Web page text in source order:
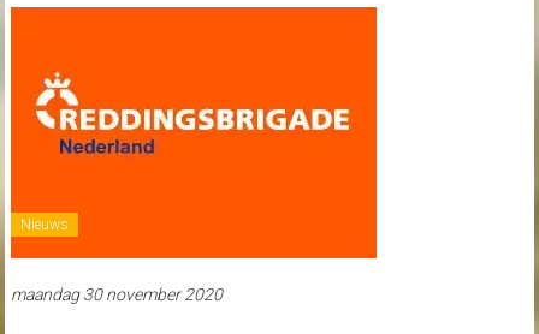
Nieuws
maandag 30 november 2020